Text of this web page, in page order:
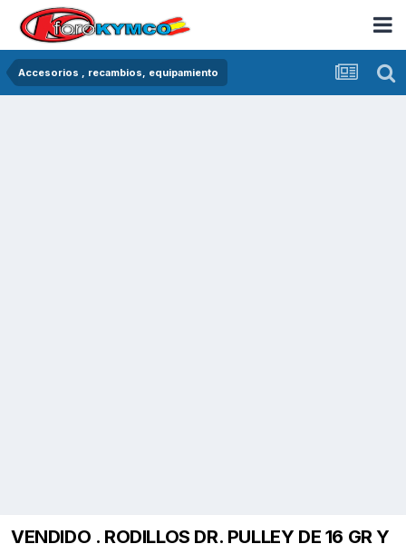
Accesorios , recambios, equipamiento
VENDIDO . RODILLOS DR. PULLEY DE 16 GR Y